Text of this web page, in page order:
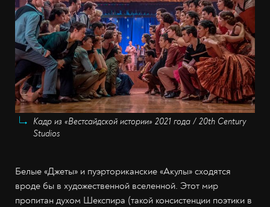
Кадр из «Вестсайдской истории» 2021 года / 20th Century
Studios
Белые «Джеты» и пуэрториканские «Акулы» сходятся
вроде бы в художественной вселенной. Этот мир
пропитан духом Шекспира (такой консистенции поэтики в